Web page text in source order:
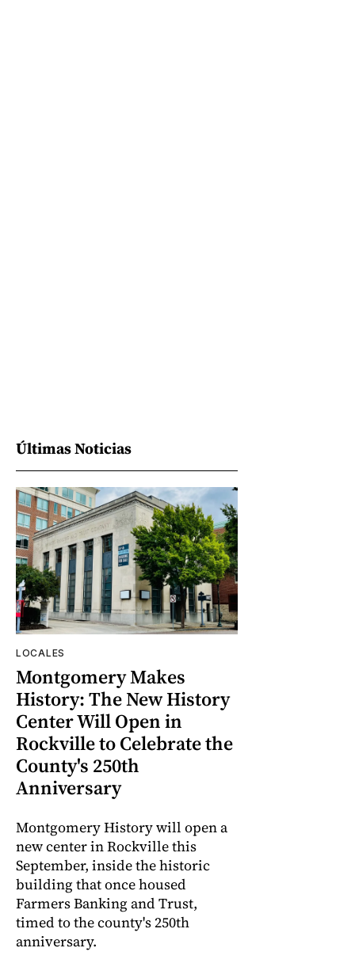
Últimas Noticias
LOCALES
Montgomery Makes
History: The New History
Center Will Open in
Rockville to Celebrate the
County's 250th
Anniversary
Montgomery History will open a
new center in Rockville this
September, inside the historic
building that once housed
Farmers Banking and Trust,
timed to the county's 250th
anniversary.